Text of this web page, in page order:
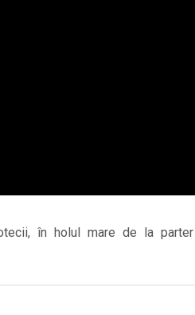
în holul mare de la